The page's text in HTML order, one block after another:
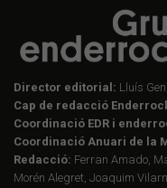
Director editorial: Lluís
Cap de redacció
Coordinació EDR i
Coordinació Anuari de la
Redacció: Ferran Amado,
Morén Alegret, Joaquim